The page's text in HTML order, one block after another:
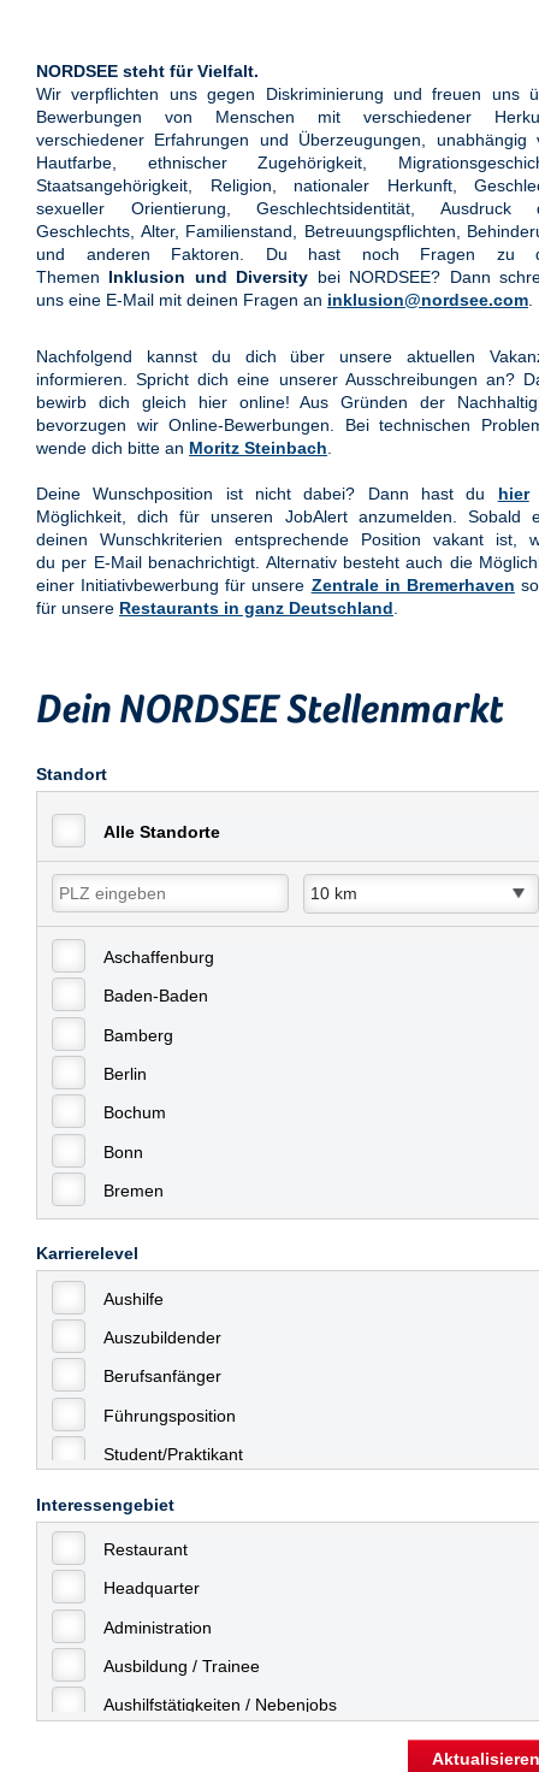
NORDSEE steht für Vielfalt.
Wir verpflichten uns gegen Diskriminierung und freuen uns
Bewerbungen von Menschen mit verschiedener
verschiedener Erfahrungen und Überzeugungen, unabhängig
Hautfarbe, ethnischer Zugehörigkeit,
Staatsangehörigkeit, Religion, nationaler Herkunft,
sexueller Orientierung, Geschlechtsidentität, Ausdruck
Geschlechts, Alter, Familienstand, Betreuungspflichten,
und anderen Faktoren. Du hast noch Fragen zu
Themen Inklusion und Diversity bei NORDSEE? Dann
uns eine E-Mail mit deinen Fragen an inklusion@nordsee.com
Nachfolgend kannst du dich über unsere aktuellen
informieren. Spricht dich eine unserer Ausschreibungen an?
bewirb dich gleich hier online! Aus Gründen der
bevorzugen wir Online-Bewerbungen. Bei technischen
wende dich bitte an Moritz Steinbach
Deine Wunschposition ist nicht dabei? Dann hast du hier
Möglichkeit, dich für unseren JobAlert anzumelden. Sobald
deinen Wunschkriterien entsprechende Position vakant ist,
du per E-Mail benachrichtigt. Alternativ besteht auch die
einer Initiativbewerbung für unsere Zentrale in Bremerhaven
für unsere Restaurants in ganz Deutschland
Dein NORDSEE Stellenmarkt
Standort
Alle Standorte
Aschaffenburg
Baden-Baden
Bamberg
Berlin
Bochum
Bonn
Bremen
Celle
Chemnitz
Dessau
Dresden
Düsseldorf
Erfurt
Essen
Frankfurt
Frankfurt am Main
Freiburg
Fulda
Göppingen
Karrierelevel
Aushilfe
Auszubildender
Berufsanfänger
Führungsposition
Student/Praktikant
Interessengebiet
Restaurant
Headquarter
Administration
Ausbildung / Trainee
Aushilfstätigkeiten / Nebenjobs